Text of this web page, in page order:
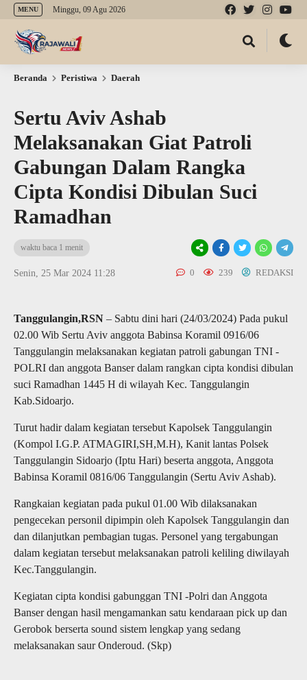
MENU Minggu, 09 Agu 2026
Beranda Peristiwa Daerah
Sertu Aviv Ashab
Melaksanakan Giat Patroli
Gabungan Dalam Rangka
Cipta Kondisi Dibulan Suci
Ramadhan
waktu baca 1 menit
Senin, 25 Mar 2024 11:28 0 239 REDAKSI
Tanggulangin,RSN – Sabtu dini hari (24/03/2024) Pada pukul
02.00 Wib Sertu Aviv anggota Babinsa Koramil 0916/06
Tanggulangin melaksanakan kegiatan patroli gabungan TNI -
POLRI dan anggota Banser dalam rangkan cipta kondisi dibulan
suci Ramadhan 1445 H di wilayah Kec. Tanggulangin
Kab.Sidoarjo.
Turut hadir dalam kegiatan tersebut Kapolsek Tanggulangin
(Kompol I.G.P. ATMAGIRI,SH,M.H), Kanit lantas Polsek
Tanggulangin Sidoarjo (Iptu Hari) beserta anggota, Anggota
Babinsa Koramil 0816/06 Tanggulangin (Sertu Aviv Ashab).
Rangkaian kegiatan pada pukul 01.00 Wib dilaksanakan
pengecekan personil dipimpin oleh Kapolsek Tanggulangin dan
dan dilanjutkan pembagian tugas. Personel yang tergabungan
dalam kegiatan tersebut melaksanakan patroli keliling diwilayah
Kec.Tanggulangin.
Kegiatan cipta kondisi gabunggan TNI -Polri dan Anggota
Banser dengan hasil mengamankan satu kendaraan pick up dan
Gerobok berserta sound sistem lengkap yang sedang
melaksanakan saur Onderoud. (Skp)